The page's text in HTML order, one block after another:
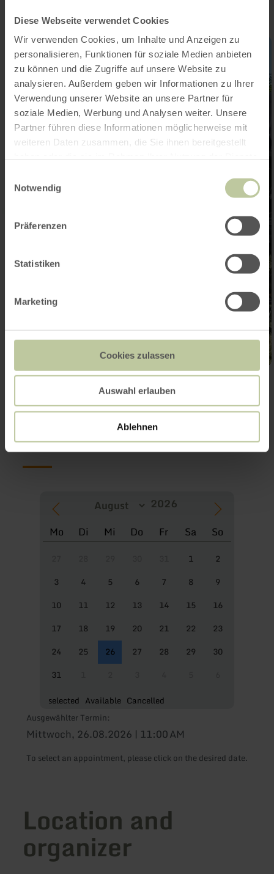
Diese Webseite verwendet Cookies
Wir verwenden Cookies, um Inhalte und Anzeigen zu
personalisieren, Funktionen für soziale Medien anbieten
zu können und die Zugriffe auf unsere Website zu
analysieren. Außerdem geben wir Informationen zu Ihrer
Verwendung unserer Website an unsere Partner für
soziale Medien, Werbung und Analysen weiter. Unsere
Partner führen diese Informationen möglicherweise mit
weiteren Daten zusammen, die Sie ihnen bereitgestellt
Notwendig
Präferenzen
Statistiken
Marketing
Cookies zulassen
Auswahl erlauben
Ablehnen
Further
appointments
Mo Di Mi Do Fr Sa So
1
2
3
4 5 6 7 8
9
10
11 12 13 14 15
16
17
18 19 20 21 22
23
24
25 26 27 28 29
30
31
selected Available Cancelled
Ausgewählter Termin:
Mittwoch, 26.08.2026 | 11:00 AM
To select an appointment, please click on the desired date.
Location and
organizer